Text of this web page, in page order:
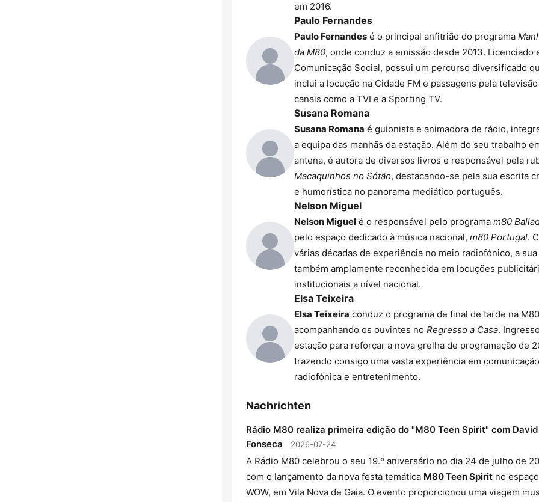
em 2016.
Paulo Fernandes
Paulo Fernandes é o principal anfitrião do programa
da M80, onde conduz a emissão desde 2013. Licenciado
Comunicação Social, possui um percurso diversificado
inclui a locução na Cidade FM e passagens pela
canais como a TVI e a Sporting TV.
Susana Romana
Susana Romana é guionista e animadora de rádio,
a equipa das manhãs da estação. Além do seu trabalho
antena, é autora de diversos livros e responsável pela
Macaquinhos no Sótão, destacando-se pela sua escrita
e humorística no panorama mediático português.
Nelson Miguel
Nelson Miguel é o responsável pelo programa m80
pelo espaço dedicado à música nacional, m80 Portugal.
várias décadas de experiência no meio radiofónico, a
também amplamente reconhecida em locuções
institucionais a nível nacional.
Elsa Teixeira
Elsa Teixeira conduz o programa de final de tarde na
acompanhando os ouvintes no Regresso a Casa.
estação para reforçar a nova grelha de programação de
trazendo consigo uma vasta experiência em comunicação
radiofónica e entretenimento.
Nachrichten
Rádio M80 realiza primeira edição do "M80 Teen Spirit" com David
Fonseca
2026-07-24
A Rádio M80 celebrou o seu 19.º aniversário no dia 24 de julho de
com o lançamento da nova festa temática M80 Teen Spirit no espaço
WOW, em Vila Nova de Gaia. O evento proporcionou uma viagem